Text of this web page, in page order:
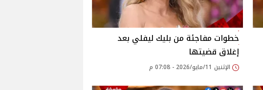
خطوات مفاجئة من بليك ليفلي بعد
إغلاق قضيتها
الإثنين 11/مايو/2026 - 07:08 م